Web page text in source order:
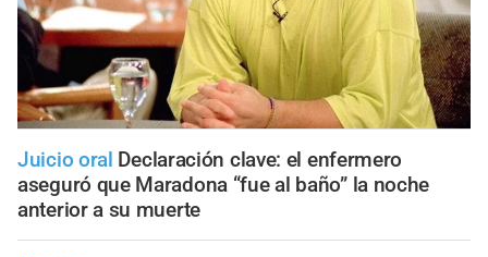
Juicio oral Declaración clave: el enfermero
aseguró que Maradona “fue al baño” la noche
anterior a su muerte